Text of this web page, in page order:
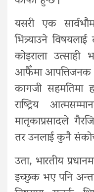
यसरी एक
भित्र्याउने
कोइराला
आफैँमा आपत्तिजनक
कागजी सहमतिमा
राष्ट्रिय
मातृकाप्रसादले
तर उनलाई कुनै
उता, भारतीय
इच्छुक भए पनि